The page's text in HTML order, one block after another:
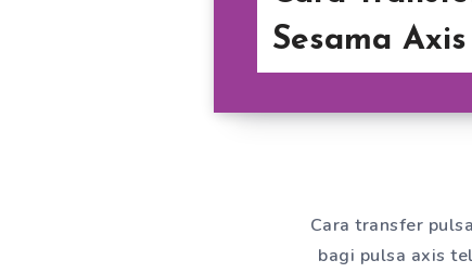
Sesama Axis
Cara transfer
bagi pulsa axis